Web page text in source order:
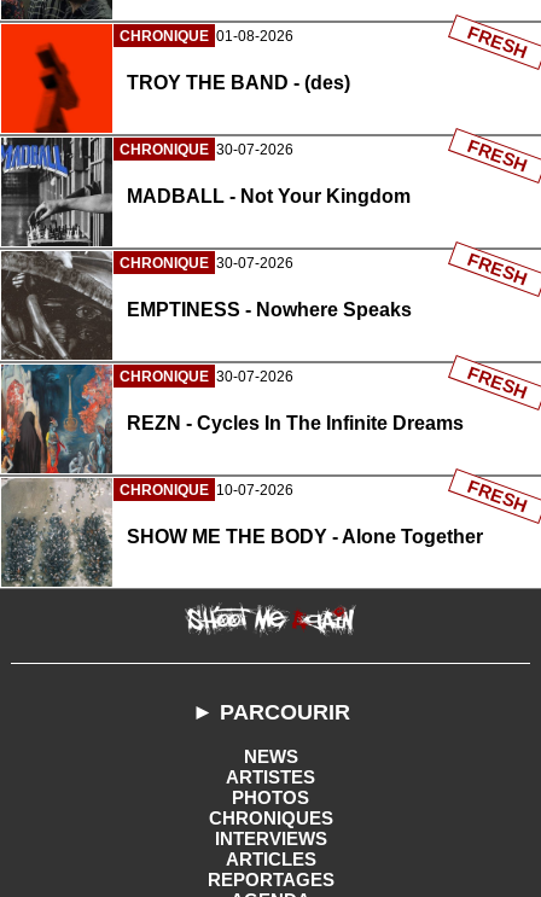
CHRONIQUE 01-08-2026
TROY THE BAND - (des)
FRESH
CHRONIQUE 30-07-2026
MADBALL - Not Your Kingdom
FRESH
CHRONIQUE 30-07-2026
EMPTINESS - Nowhere Speaks
FRESH
CHRONIQUE 30-07-2026
REZN - Cycles In The Infinite Dreams
FRESH
CHRONIQUE 10-07-2026
SHOW ME THE BODY - Alone Together
FRESH
► PARCOURIR
NEWS
ARTISTES
PHOTOS
CHRONIQUES
INTERVIEWS
ARTICLES
REPORTAGES